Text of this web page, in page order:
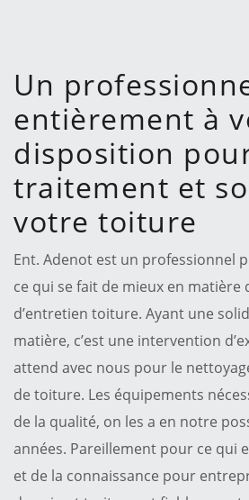
Un
entièrement à
disposition
traitement et
votre toiture
Ent. Adenot est un professionnel
ce qui se fait de mieux en matière
d’entretien toiture. Ayant une
matière, c’est une intervention
attend avec nous pour le
de toiture. Les équipements
de la qualité, on les a en notre
années. Pareillement pour ce qui
et de la connaissance pour